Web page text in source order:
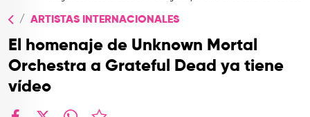
CONTACTO
ARTISTAS INTERNACIONALES
El homenaje de Unknown Mortal
Orchestra a Grateful Dead ya tiene
vídeo